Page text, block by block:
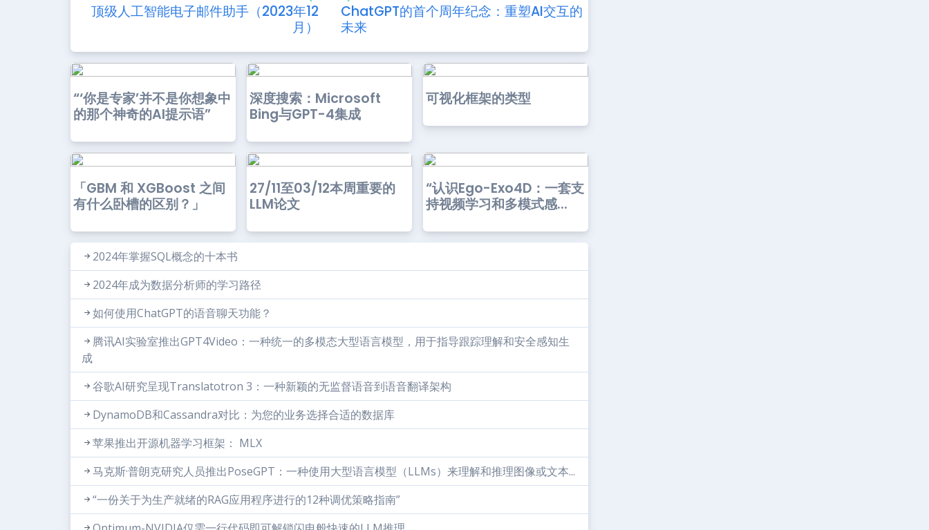
顶级人工智能电子邮件助手（2023年12
月）
ChatGPT的首个周年纪念：重塑AI交互的
未来
“‘你是专家’并不是你想象中
的那个神奇的AI提示语”
深度搜索：Microsoft
Bing与GPT-4集成
可视化框架的类型
「GBM 和 XGBoost 之间
有什么卧槽的区别？」
27/11至03/12本周重要的
LLM论文
“认识Ego-Exo4D：一套支
持视频学习和多模式感...
2024年掌握SQL概念的十本书
2024年成为数据分析师的学习路径
如何使用ChatGPT的语音聊天功能？
腾讯AI实验室推出GPT4Video：一种统一的多模态大型语言模型，用于指导跟踪理解和安全感知生
成
谷歌AI研究呈现Translatotron 3：一种新颖的无监督语音到语音翻译架构
DynamoDB和Cassandra对比：为您的业务选择合适的数据库
苹果推出开源机器学习框架： MLX
马克斯·普朗克研究人员推出PoseGPT：一种使用大型语言模型（LLMs）来理解和推理图像或文本...
“一份关于为生产就绪的RAG应用程序进行的12种调优策略指南”